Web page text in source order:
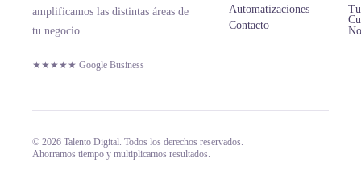
amplificamos las distintas áreas de
tu negocio.
★★★★★ Google Business
Automatizaciones
Contacto
© 2026 Talento Digital. Todos los derechos reservados.
Ahorramos tiempo y multiplicamos resultados.